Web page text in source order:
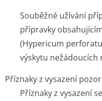
Souběžné užívání
přípravky
(Hypericum
výskytu nežádoucích
Příznaky z vysazení
Příznaky z vysazení